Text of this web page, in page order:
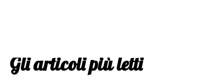
Gli articoli più letti